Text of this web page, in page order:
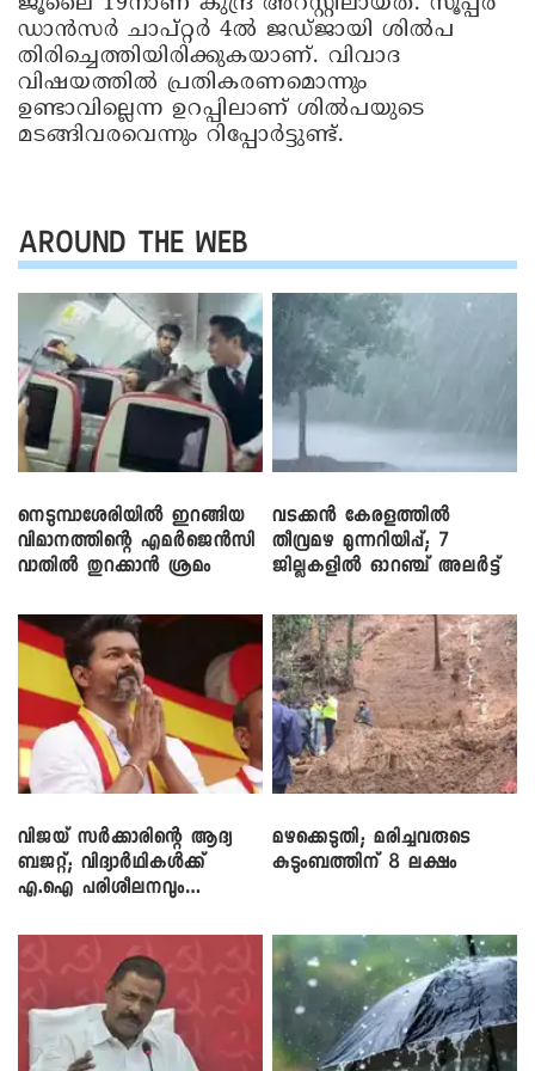
ഡാന്‍സര്‍ ചാപ്റ്റര്‍ 4ല്‍ ജഡ്ജായി ശില്‍പ
തിരിച്ചെത്തിയിരിക്കുകയാണ്. വിവാദ
വിഷയത്തില്‍ പ്രതികരണമൊന്നും
ഉണ്ടാവില്ലെന്ന ഉറപ്പിലാണ് ശില്‍പയുടെ
മടങ്ങിവരവെന്നും റിപ്പോര്‍ട്ടുണ്ട്.
AROUND THE WEB
നെടുമ്പാശേരിയിൽ ഇറങ്ങിയ
വിമാനത്തിന്റെ എമർജെൻസി
വാതിൽ തുറക്കാൻ ശ്രമം
വടക്കൻ കേരളത്തിൽ
തീവ്രമഴ മുന്നറിയിപ്പ്; 7
ജില്ലകളിൽ ഓറഞ്ച് അലർട്ട്
വിജയ് സർക്കാരിന്റെ ആദ്യ
ബജറ്റ്; വിദ്യാർഥികൾക്ക്
എ.ഐ പരിശീലനവും
മഴക്കെടുതി; മരിച്ചവരുടെ
കുടുംബത്തിന് 8 ലക്ഷം